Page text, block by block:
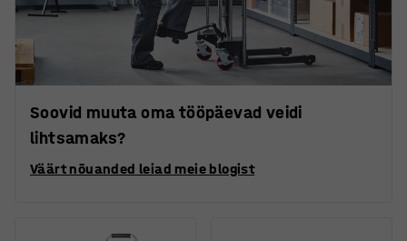
Soovid muuta oma tööpäevad veidi
lihtsamaks?
Väärt nõuanded leiad meie blogist